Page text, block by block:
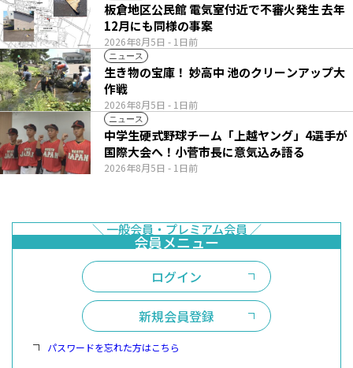
2026年8月5日 - 1日前
板倉地区公民館 電気室付近で不審火発生 去年
12月にも同様の事案
ニュース
2026年8月5日 - 1日前
生き物の宝庫！ 妙高中 池のクリーンアップ大
作戦
ニュース
2026年8月5日 - 1日前
中学生硬式野球チーム「上越ヤング」4選手が
国際大会へ！小菅市長に意気込み語る
ログイン
新規会員登録
パスワードを忘れた方はこちら